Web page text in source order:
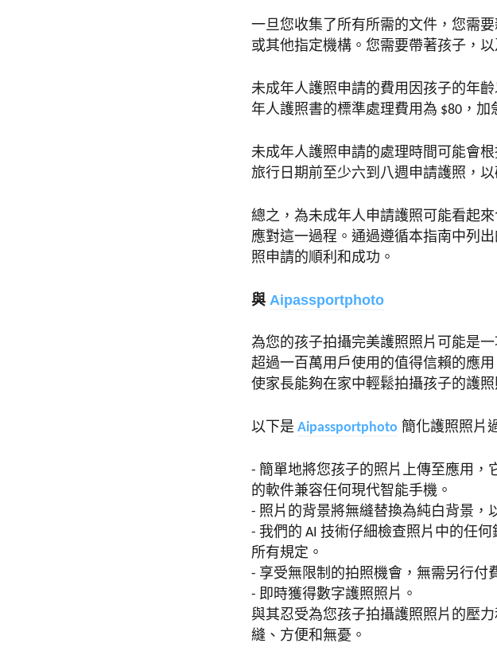
一旦您收集了所有所需的文件，您需
或其他指定機構。您需要帶著孩子，
未成年人護照申請的費用因孩子的年
年人護照書的標準處理費用為 $80，加
未成年人護照申請的處理時間可能會
旅行日期前至少六到八週申請護照，
總之，為未成年人申請護照可能看起
應對這一過程。通過遵循本指南中列
照申請的順利和成功。
與Aipassportphoto
為您的孩子拍攝完美護照照片可能是
超過一百萬用戶使用的值得信賴的應
使家長能夠在家中輕鬆拍攝孩子的護
以下是Aipassportphoto 簡化護照照片
- 簡單地將您孩子的照片上傳至應用，
的軟件兼容任何現代智能手機。
- 照片的背景將無縫替換為純白背景，
- 我們的 AI 技術仔細檢查照片中的任何
所有規定。
- 享受無限制的拍照機會，無需另行付
- 即時獲得數字護照照片。
與其忍受為您孩子拍攝護照照片的壓
縫、方便和無憂。